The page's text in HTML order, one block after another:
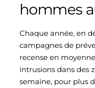
hommes
Chaque année, en
campagnes de
recense en
intrusions dans des
semaine, pour plus